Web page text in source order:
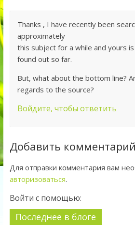
Thanks , I have recently been
approximately
this subject for a while and yours
found out so far.
But, what about the bottom line?
regards to the source?
Войдите, чтобы ответить
Добавить комментарий
Для отправки комментария вам
авторизоваться.
Войти с помощью:
Последнее в блоге